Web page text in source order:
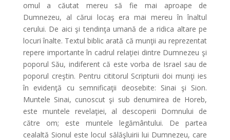
omul a căutat mereu să fie mai aproape de
Dumnezeu, al cărui locaş era mai mereu în înaltul
cerului. De aici şi tendinţa umană de a ridica altare pe
locuri înalte. Textul biblic arată că munţii au reprezentat
repere importante în cadrul relaţiei dintre Dumnezeu şi
poporul Său, indiferent că este vorba de Israel sau de
poporul creştin. Pentru cititorul Scripturii doi munţi ies
în evidenţă cu semnificaţii deosebite: Sinai şi Sion.
Muntele Sinai, cunoscut şi sub denumirea de Horeb,
este muntele revelaţiei, al descoperii Domnului de
către om; este muntele legământului. De partea
cealaltă Sionul este locul sălăşluirii lui Dumnezeu, care